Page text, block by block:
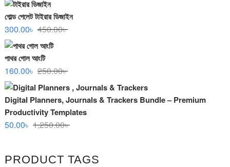
গোল্ড পেলেট টাইরার ডিজাইন
450.00৳Original
300.00৳
Current
পাথর গোল আংটি
250.00৳Original
price
was:
250.00৳ .
160.00৳
Current
price
is:
160.00৳ .
Digital Planners, Journals & Trackers Bundle – Premium
Productivity Templates
1,250.00৳Original
1,250.00৳ .
50.00৳
Current
50.00৳ .
PRODUCT TAGS